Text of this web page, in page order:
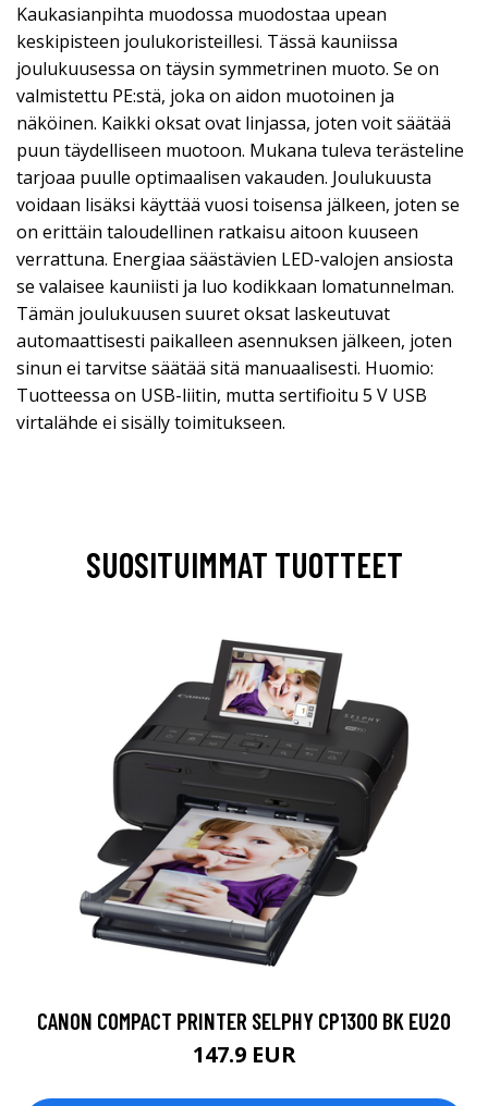
Kaukasianpihta muodossa muodostaa upean
keskipisteen joulukoristeillesi. Tässä kauniissa
joulukuusessa on täysin symmetrinen muoto. Se on
valmistettu PE:stä, joka on aidon muotoinen ja
näköinen. Kaikki oksat ovat linjassa, joten voit säätää
puun täydelliseen muotoon. Mukana tuleva terästeline
tarjoaa puulle optimaalisen vakauden. Joulukuusta
voidaan lisäksi käyttää vuosi toisensa jälkeen, joten se
on erittäin taloudellinen ratkaisu aitoon kuuseen
verrattuna. Energiaa säästävien LED-valojen ansiosta
se valaisee kauniisti ja luo kodikkaan lomatunnelman.
Tämän joulukuusen suuret oksat laskeutuvat
automaattisesti paikalleen asennuksen jälkeen, joten
sinun ei tarvitse säätää sitä manuaalisesti. Huomio:
Tuotteessa on USB-liitin, mutta sertifioitu 5 V USB
virtalähde ei sisälly toimitukseen.
SUOSITUIMMAT TUOTTEET
CANON COMPACT PRINTER SELPHY CP1300 BK EU20
147.9 EUR